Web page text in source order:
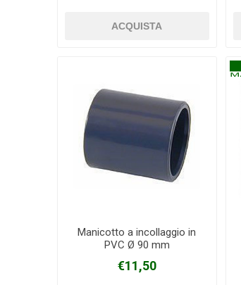
Manicotto a incollaggio in
PVC Ø 90 mm
€11,50